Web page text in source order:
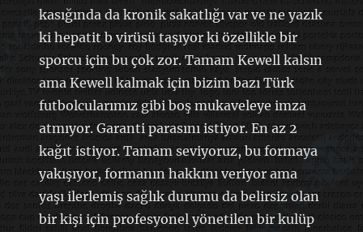
kasığında da kronik sakatlığı var ve ne yazık
ki hepatit b virüsü taşıyor ki özellikle bir
sporcu için bu çok zor. Tamam Kewell kalsın
ama Kewell kalmak için bizim bazı Türk
futbolcularımız gibi boş mukaveleye imza
atmıyor. Garanti parasını istiyor. En az 2
kağıt istiyor. Tamam seviyoruz, bu formaya
yakışıyor, formanın hakkını veriyor ama
yaşı ilerlemiş sağlık durumu da belirsiz olan
bir kişi için profesyonel yönetilen bir kulüp